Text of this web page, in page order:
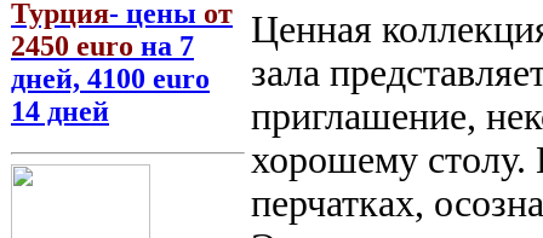
Турция- цены от
2450 euro на 7
дней, 4100 euro
14 дней
Ценная
зала
приглашение,
хорошему
перчатках,